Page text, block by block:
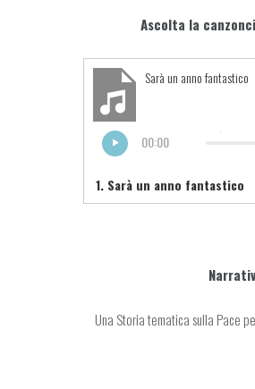
Ascolta la
Sarà un anno fantastico
00:00
1. Sarà un anno fantastico
Una Storia tematica sulla Pace